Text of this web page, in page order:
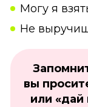
Могу я
Не
вы
или «дай